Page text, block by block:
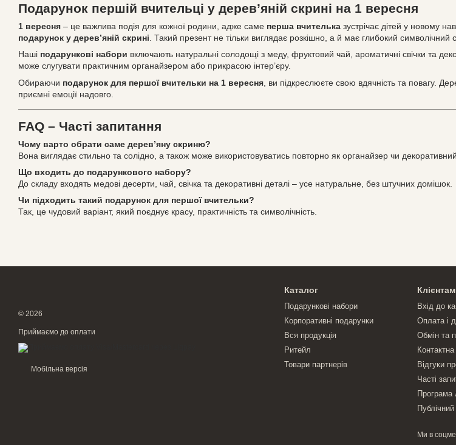
Подарунок першій вчительці у дерев’яній скрині на 1 вересня
1 вересня – це важлива подія для кожної родини, адже саме перша вчителька зустрічає дітей у новому
подарунок у дерев’яній скрині . Такий презент не тільки виглядає розкішно, а й має глибокий символічний
Наші подарункові набори включають натуральні солодощі з меду, фруктовий чай, ароматичні свічки та
може слугувати практичним органайзером або прикрасою інтер’єру.
Обираючи подарунок для першої вчительки на 1 вересня , ви підкреслюєте свою вдячність та повагу.
приємні емоції надовго.
FAQ – Часті запитання
Чому варто обрати саме дерев’яну скриню?
Вона виглядає стильно та солідно, а також може використовуватись повторно як органайзер чи
Що входить до подарункового набору?
До складу входять медові десерти, чай, свічка та декоративні деталі – усе натуральне, без штучних домішок.
Чи підходить такий подарунок для першої вчительки?
Так, це чудовий варіант, який поєднує красу, практичність та символічність.
© 2026
Приймаємо до оплати
Мобільна версія
Каталог
Подарункові набори
Корпоративні подарунки
Вся продукція
Ритейл
Товари партнерів
Клієнтам
Вхід до
Оплата і
Обмін та
Відгуки
Часті
Програма
Ми в